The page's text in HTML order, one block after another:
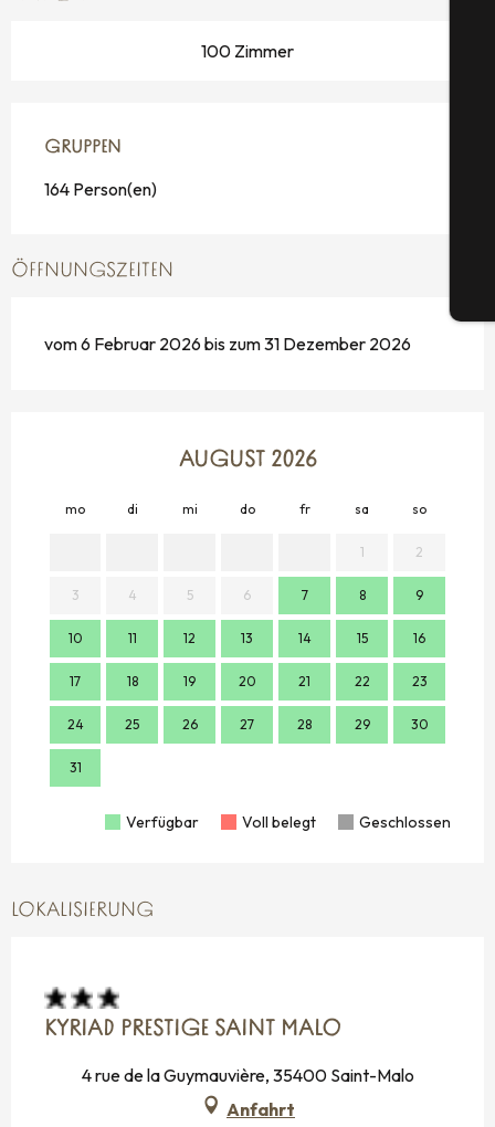
100 Zimmer
GRUPPEN
GRUPPEN
164 Person(en)
ÖFFNUNGSZEITEN
vom 6 Februar 2026 bis zum 31 Dezember 2026
AUGUST 2026
mo di mi do fr sa so
1 2
3 4 5 6 7 8 9
10 11 12 13 14 15 16
17 18 19 20 21 22 23
24 25 26 27 28 29 30
31
Verfügbar Voll belegt Geschlossen
LOKALISIERUNG
KYRIAD PRESTIGE SAINT MALO
4 rue de la Guymauvière, 35400 Saint-Malo
Anfahrt